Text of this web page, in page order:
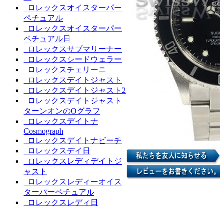
ロレックスオイスターパー
ペチュアル
ロレックスオイスターパー
ペチュアル日
ロレックスサブマリーナー
ロレックスシードウェラー
ロレックスチェリーニ
ロレックスデイトジャスト
ロレックスデイトジャスト2
ロレックスデイトジャスト
ターンオンのOグラフ
ロレックスデイトナ
Cosmograph
ロレックスデイトナビーチ
ロレックスデイ日
ロレックスレディデイトジ
ャスト
ロレックスレディーオイス
ターパーペチュアル
ロレックスレディ日